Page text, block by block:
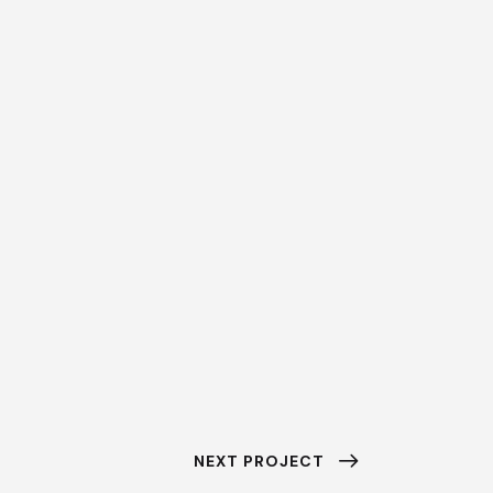
NEXT PROJECT